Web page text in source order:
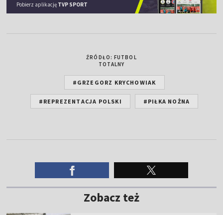
Pobierz aplikację TVP SPORT
ŹRÓDŁO: FUTBOL
TOTALNY
#GRZEGORZ KRYCHOWIAK
#REPREZENTACJA POLSKI #PIŁKA NOŻNA
Zobacz też